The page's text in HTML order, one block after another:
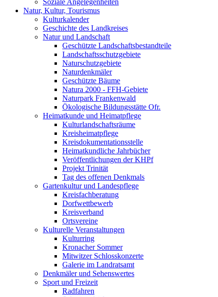
Soziale Angelegenheiten
Natur, Kultur, Tourismus
Kulturkalender
Geschichte des Landkreises
Natur und Landschaft
Geschützte Landschaftsbestandteile
Landschaftsschutzgebiete
Naturschutzgebiete
Naturdenkmäler
Geschützte Bäume
Natura 2000 - FFH-Gebiete
Naturpark Frankenwald
Ökologische Bildungsstätte Ofr.
Heimatkunde und Heimatpflege
Kulturlandschaftsräume
Kreisheimatpflege
Kreisdokumentationsstelle
Heimatkundliche Jahrbücher
Veröffentlichungen der KHPf
Projekt Trinität
Tag des offenen Denkmals
Gartenkultur und Landespflege
Kreisfachberatung
Dorfwettbewerb
Kreisverband
Ortsvereine
Kulturelle Veranstaltungen
Kulturring
Kronacher Sommer
Mitwitzer Schlosskonzerte
Galerie im Landratsamt
Denkmäler und Sehenswertes
Sport und Freizeit
Radfahren